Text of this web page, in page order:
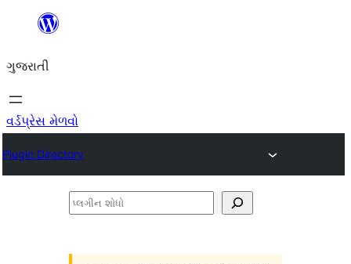
કંટેન્ટ(લખાણ)
જાઓ
ગુજરાતી
વર્ડપ્રેસ મેળવો
Plugin Directory
પ્લગીન